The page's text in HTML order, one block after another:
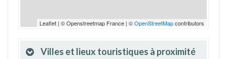
Leaflet | © Openstreetmap France | ©OpenStreetMapcontributors
Villes et lieux touristiques à proximité